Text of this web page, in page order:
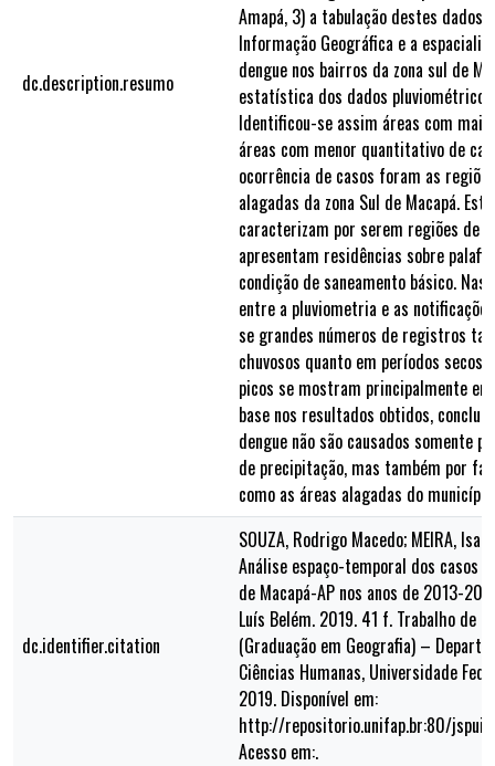
dc.description.resumo
Amapá, 3) a tabulação destes dados
Informação Geográfica e a
dengue nos bairros da zona sul de
estatística dos dados pluviométricos
Identificou-se assim áreas com
áreas com menor quantitativo de
ocorrência de casos foram as
alagadas da zona Sul de Macapá.
caracterizam por serem regiões de
apresentam residências sobre
condição de saneamento básico.
entre a pluviometria e as
se grandes números de registros
chuvosos quanto em períodos secos,
picos se mostram principalmente
base nos resultados obtidos,
dengue não são causados somente
de precipitação, mas também por
como as áreas alagadas do
dc.identifier.citation
SOUZA, Rodrigo Macedo; MEIRA,
Análise espaço-temporal dos casos
de Macapá-AP nos anos de 2013-
Luís Belém. 2019. 41 f. Trabalho de
(Graduação em Geografia) –
Ciências Humanas, Universidade
2019. Disponível em:
http://repositorio.unifap.br:80/jspui/
Acesso em:.